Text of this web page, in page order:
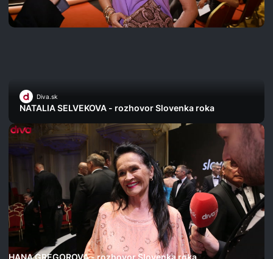
Diva.sk
NATALIA SELVEKOVA - rozhovor Slovenka roka
HANA GREGOROVA - rozhovor Slovenka roka